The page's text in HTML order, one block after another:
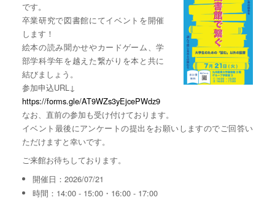
です。
卒業研究で図書館にてイベントを開催
します！
絵本の読み聞かせやカードゲーム、学
部学科学年を越えた繋がりを本と共に
結びましょう。
参加申込URL↓
https://forms.gle/AT9WZs3yEjcePWdz9
なお、直前の参加も受け付けております。
イベント最後にアンケートの提出をお願いしますのでご回答い
ただけますと幸いです。
ご来館お待ちしております。
開催日：2026/07/21
時間：14:00 - 15:00・16:00 - 17:00